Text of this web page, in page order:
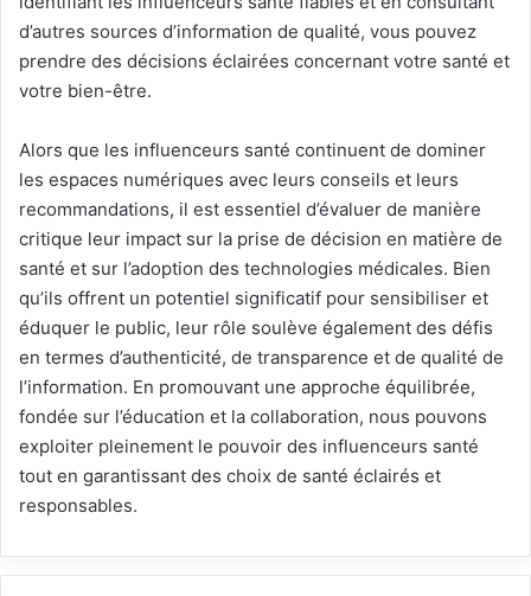
d’autres sources d’information de qualité, vous pouvez
prendre des décisions éclairées concernant votre santé et
votre bien-être.
Alors que les influenceurs santé continuent de dominer
les espaces numériques avec leurs conseils et leurs
recommandations, il est essentiel d’évaluer de manière
critique leur impact sur la prise de décision en matière de
santé et sur l’adoption des technologies médicales. Bien
qu’ils offrent un potentiel significatif pour sensibiliser et
éduquer le public, leur rôle soulève également des défis
en termes d’authenticité, de transparence et de qualité de
l’information. En promouvant une approche équilibrée,
fondée sur l’éducation et la collaboration, nous pouvons
exploiter pleinement le pouvoir des influenceurs santé
tout en garantissant des choix de santé éclairés et
responsables.